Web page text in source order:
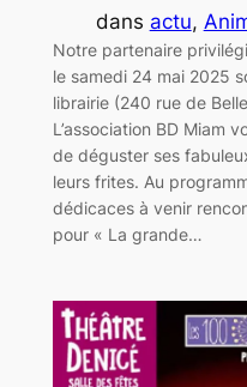
dans actu,
Notre partenaire
le samedi 24 mai 2025
librairie (240 rue de
L’association BD Miam
de déguster ses
leurs frites. Au
dédicaces à venir
pour « La grande…